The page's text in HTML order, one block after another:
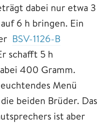
dabei nur etwa 3
6 h bringen. Ein
BSV-1126-B
schafft 5 h
400 Gramm.
Menü
beiden Brüder. Das
ist aber